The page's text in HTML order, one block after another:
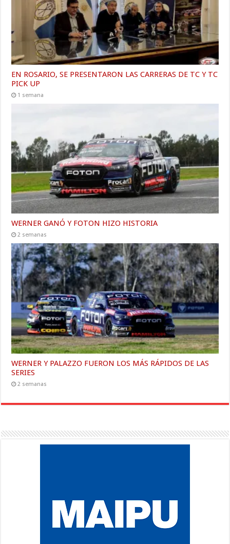
EN ROSARIO, SE PRESENTARON LAS CARRERAS DE TC Y TC
PICK UP
1 semana
WERNER GANÓ Y FOTON HIZO HISTORIA
2 semanas
WERNER Y PALAZZO FUERON LOS MÁS RÁPIDOS DE LAS
SERIES
2 semanas